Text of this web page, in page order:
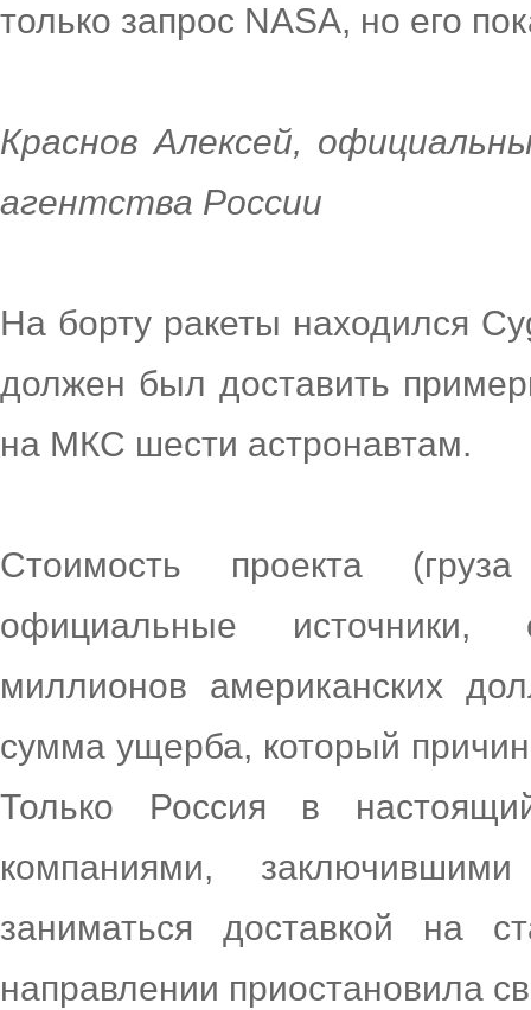
только запрос NASA, но его
Краснов Алексей,
агентства России
На борту ракеты находился
должен был доставить
на МКС шести астронавтам.
Стоимость проекта
официальные источники,
миллионов американских
сумма ущерба, который
Только Россия в
компаниями,
заниматься доставкой на
направлении приостановила